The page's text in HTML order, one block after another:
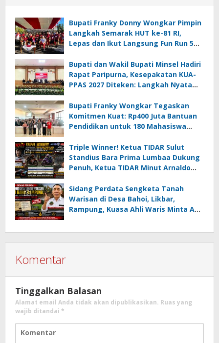
Bupati Franky Donny Wongkar Pimpin
Langkah Semarak HUT ke-81 RI,
Lepas dan Ikut Langsung Fun Run 5
Bupati dan Wakil Bupati Minsel Hadiri
Rapat Paripurna, Kesepakatan KUA-
PPAS 2027 Diteken: Langkah Nyata
Bupati Franky Wongkar Tegaskan
Komitmen Kuat: Rp400 Juta Bantuan
Pendidikan untuk 180 Mahasiswa
Triple Winner! Ketua TIDAR Sulut
Standius Bara Prima Lumbaa Dukung
Penuh, Ketua TIDAR Minut Arnaldo
05 MC JOE Sapu Bersih Tiga Gelar
Juara Umum
Sidang Perdata Sengketa Tanah
Warisan di Desa Bahoi, Likbar,
Rampung, Kuasa Ahli Waris Minta APH
Komentar
Tinggalkan Balasan
Alamat email Anda tidak akan dipublikasikan. Ruas yang
wajib ditandai *